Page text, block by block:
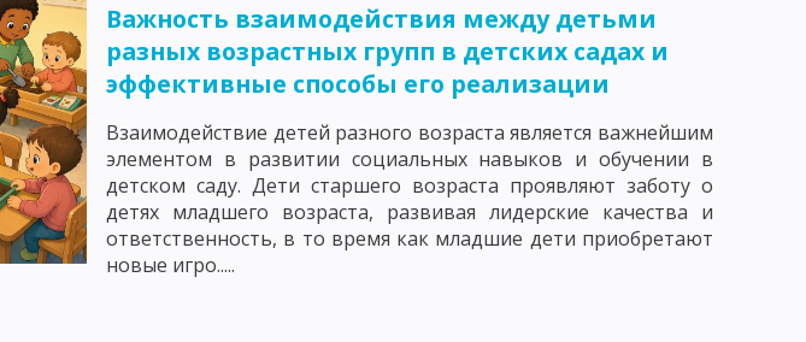
УЧЕБНОГО ПРОЦЕССА
УЧЕБНОГО ПРОЦЕССА
И НАВЫКОВ КАК СОСТАВЛЯЮЩАЯ УЧЕБНОГО ПРОЦЕССА
ПРОЦЕССА
ДИДАКТИЧЕСКИЕ СИСТЕМЫ И.Ф. ГЕРБАРТА И ДЖ. ДЬЮИ
ПРОГРАММИРОВАНИЕ
Важность взаимодействия между детьми
разных возрастных групп в детских садах и
эффективные способы его реализации
Взаимодействие детей разного возраста является важнейшим
элементом в развитии социальных навыков и обучении в
детском саду. Дети старшего возраста проявляют заботу о
детях младшего возраста, развивая лидерские качества и
ответственность, в то время как младшие дети приобретают
новые игро.....